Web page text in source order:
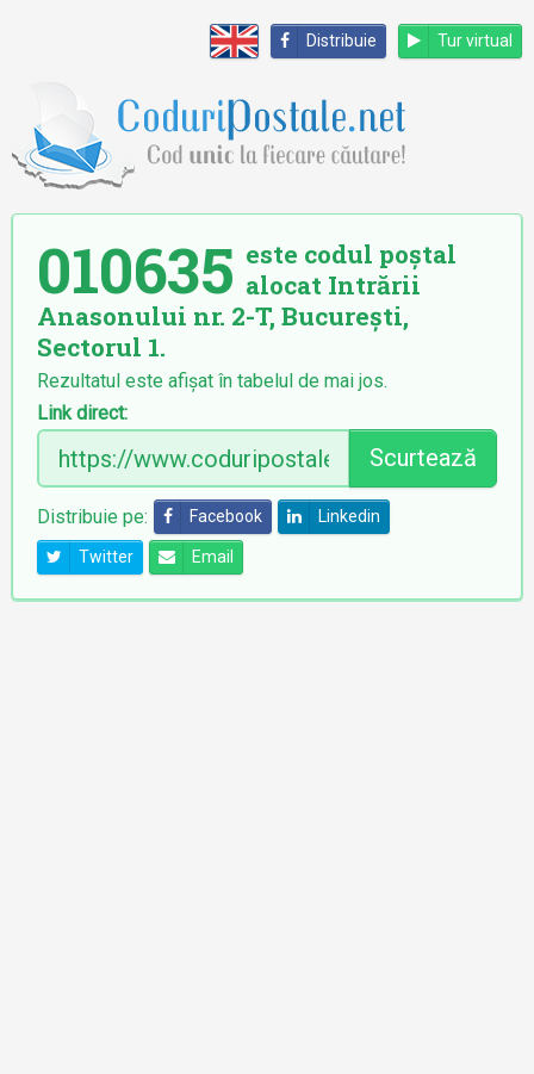
Distribuie Tur virtual
010635 este codul poștal
alocat Intrării
Anasonului nr. 2-T, București,
Sectorul 1.
Rezultatul este afișat în tabelul de mai jos.
Link direct:
Scurtează
Distribuie pe: Facebook Linkedin
Twitter Email